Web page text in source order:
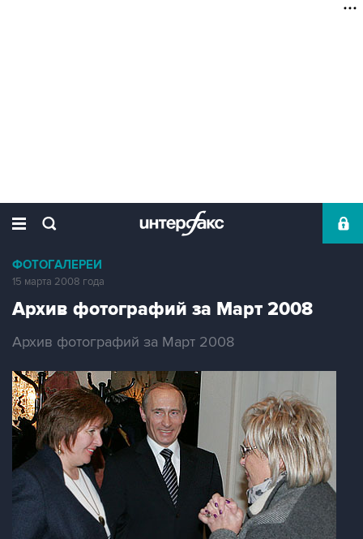
ФОТОГАЛЕРЕИ
15 марта 2008 года
Архив фотографий за Март 2008
Архив фотографий за Март 2008